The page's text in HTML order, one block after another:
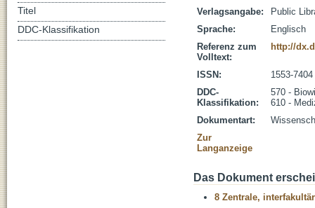
Verlagsangabe:
Public
Sprache:
Englisch
Referenz zum
Volltext:
http://
ISSN:
1553-7404
DDC-
Klassifikation:
570 -
610 -
Dokumentart:
Zur
Langanzeige
Das Dokument
8 Zentrale,
Titel
DDC-Klassifikation